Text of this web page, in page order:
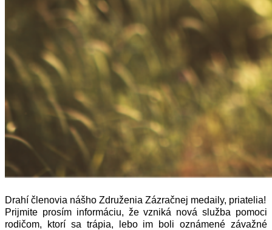
Drahí členovia nášho Združenia Zázračnej medaily, priatelia!
Prijmite prosím informáciu, že vzniká nová služba pomoci
rodičom, ktorí sa trápia, lebo im boli oznámené závažné